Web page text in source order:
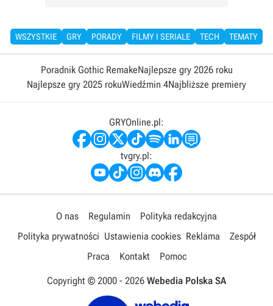
WSZYSTKIE GRY PORADY FILMY I SERIALE TECH TEMATY
Poradnik Gothic RemakeNajlepsze gry 2026 roku
Najlepsze gry 2025 rokuWiedźmin 4Najbliższe premiery
GRYOnline.pl:
tvgry.pl:
O nas Regulamin
Polityka redakcyjna
Polityka prywatności Ustawienia cookies Reklama
Zespół
Praca
Kontakt Pomoc
Copyright © 2000 - 2026 Webedia Polska SA